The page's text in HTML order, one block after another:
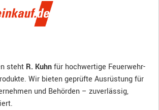
steht R. Kuhnfür hochwertige Feuerwehr-
Wir bieten geprüfte Ausrüstung für
und Behörden – zuverlässig,